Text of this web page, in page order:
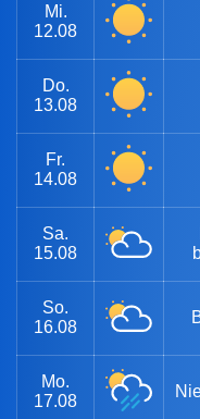
Mi.
12.08
Do.
13.08
Fr.
14.08
Sa.
15.08
So.
16.08
Mo.
17.08